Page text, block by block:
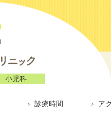
小児科
診療時間 ア